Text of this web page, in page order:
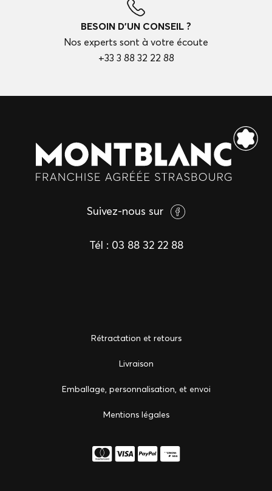
BESOIN D'UN CONSEIL ?
Nos experts sont à votre écoute
+33 3 88 32 22 88
Suivez-nous sur
Tél : 03 88 32 22 88
Rétractation et retours
Livraison
Emballage, personnalisation, et envoi
Mentions légales